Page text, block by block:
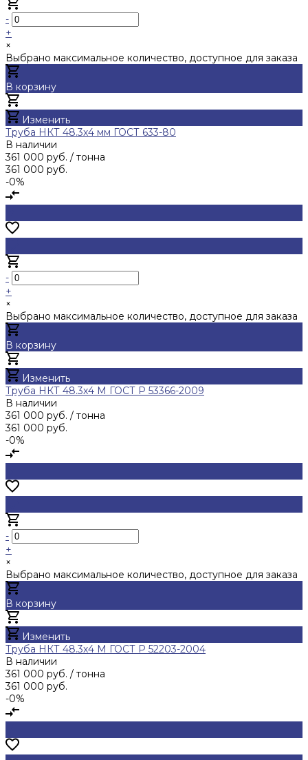
-
+
×
Выбрано максимальное количество, доступное для заказа
В корзину
Изменить
Труба НКТ 48.3х4 мм ГОСТ 633-80
В наличии
361 000 руб. / тонна
361 000 руб.
-0%
-
+
×
Выбрано максимальное количество, доступное для заказа
В корзину
Изменить
Труба НКТ 48.3х4 М ГОСТ Р 53366-2009
В наличии
361 000 руб. / тонна
361 000 руб.
-0%
-
+
×
Выбрано максимальное количество, доступное для заказа
В корзину
Изменить
Труба НКТ 48.3х4 М ГОСТ Р 52203-2004
В наличии
361 000 руб. / тонна
361 000 руб.
-0%